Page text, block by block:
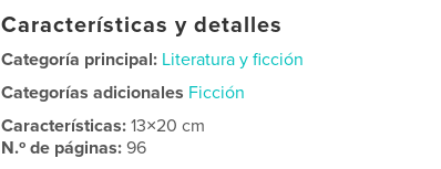
Características y detalles
Categoría principal: Literatura y ficción
Categorías adicionales Ficción
Características:13×20 cm
N.º de páginas:96